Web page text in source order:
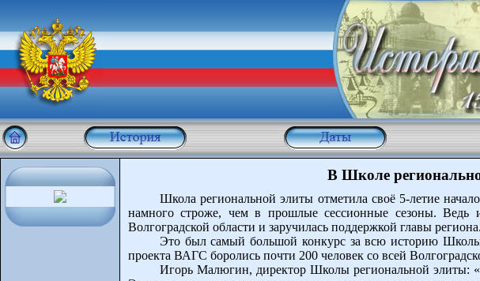
В Школе
Школа региональной элиты отметила своё 5-летие
намного строже, чем в прошлые сессионные сезоны. Ведь
Волгоградской области и заручилась поддержкой главы региона.
Это был самый большой конкурс за всю историю Школы
проекта ВАГС боролись почти 200 человек со всей
Игорь Малюгин, директор Школы региональной элиты: